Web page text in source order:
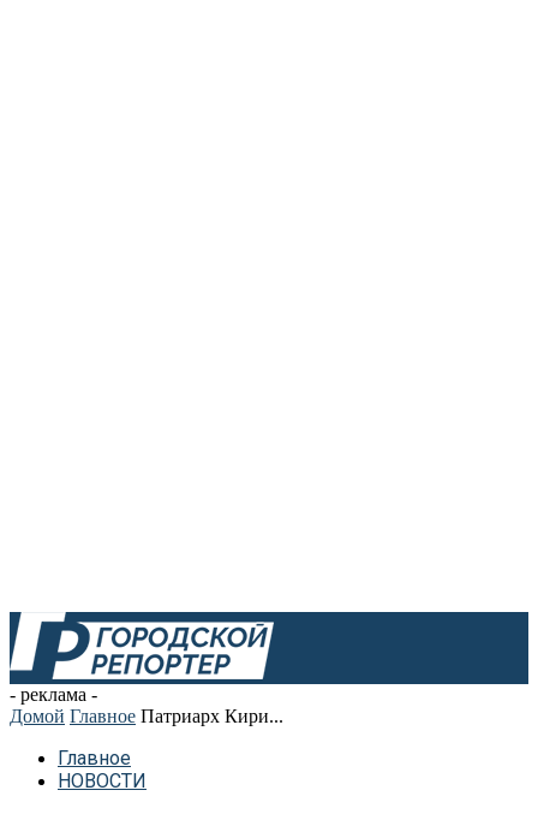
- реклама -
Домой Главное Патриарх Кири...
Главное
НОВОСТИ